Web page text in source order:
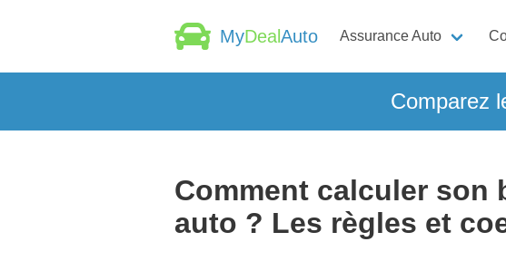
MyDealAuto Assurance Auto
Comparez
Comment calculer son
auto ? Les règles et